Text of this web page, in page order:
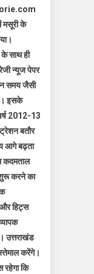
मसूरी के
साथ ही
न्यूज पेपर
समय जैसी
इसके
2012-13
बतौर
आगे बढ़ता
कदमताल
करने का
हिट्स
उत्तराखंड
करेंगे।
रहेगा कि